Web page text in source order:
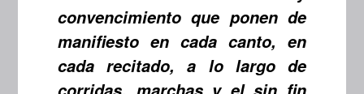
convencimiento que ponen de
manifiesto en cada canto, en
cada recitado, a lo largo de